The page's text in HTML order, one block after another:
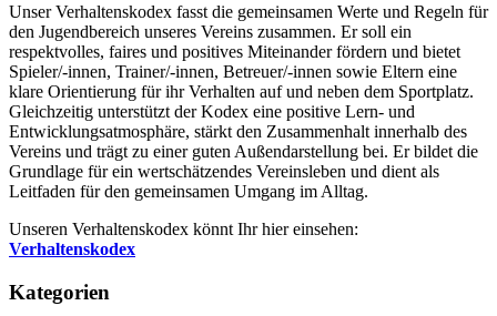
Unser Verhaltenskodex fasst die gemeinsamen Werte und Regeln für
den Jugendbereich unseres Vereins zusammen. Er soll ein
respektvolles, faires und positives Miteinander fördern und bietet
Spieler/-innen, Trainer/-innen, Betreuer/-innen sowie Eltern eine
klare Orientierung für ihr Verhalten auf und neben dem Sportplatz.
Gleichzeitig unterstützt der Kodex eine positive Lern- und
Entwicklungsatmosphäre, stärkt den Zusammenhalt innerhalb des
Vereins und trägt zu einer guten Außendarstellung bei. Er bildet die
Grundlage für ein wertschätzendes Vereinsleben und dient als
Leitfaden für den gemeinsamen Umgang im Alltag.
Unseren Verhaltenskodex könnt Ihr hier einsehen:
Verhaltenskodex
Kategorien